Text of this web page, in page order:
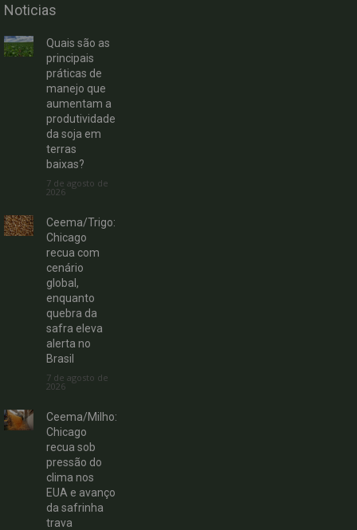
Noticias
Quais são as
principais
práticas de
manejo que
aumentam a
produtividade
da soja em
terras
baixas?
7 de agosto de
2026
Ceema/Trigo:
Chicago
recua com
cenário
global,
enquanto
quebra da
safra eleva
alerta no
Brasil
7 de agosto de
2026
Ceema/Milho:
Chicago
recua sob
pressão do
clima nos
EUA e avanço
da safrinha
trava